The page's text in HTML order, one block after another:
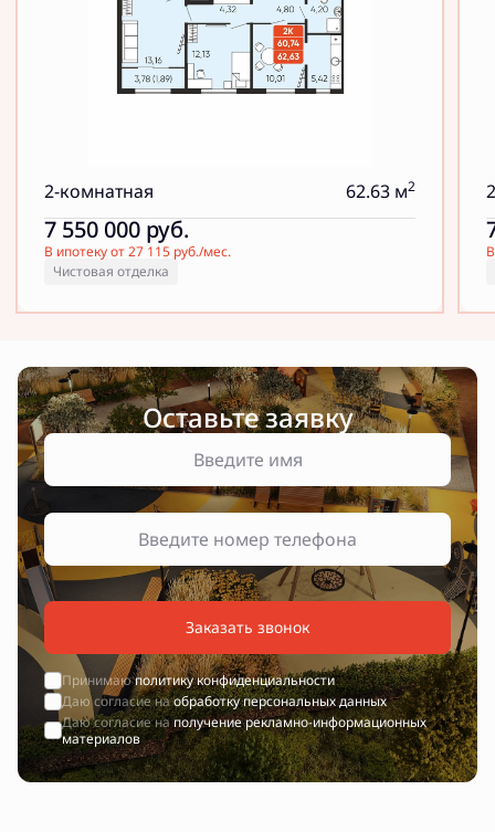
2-комнатная 62.63 м2
7 550 000 руб.
В ипотеку от 27 115 руб./мес.
Чистовая отделка
Оставьте заявку
Заказать звонок
Принимаюполитику конфиденциальности
Даю согласие наобработку персональных данных
Даю согласие наполучение рекламно-информационных
материалов